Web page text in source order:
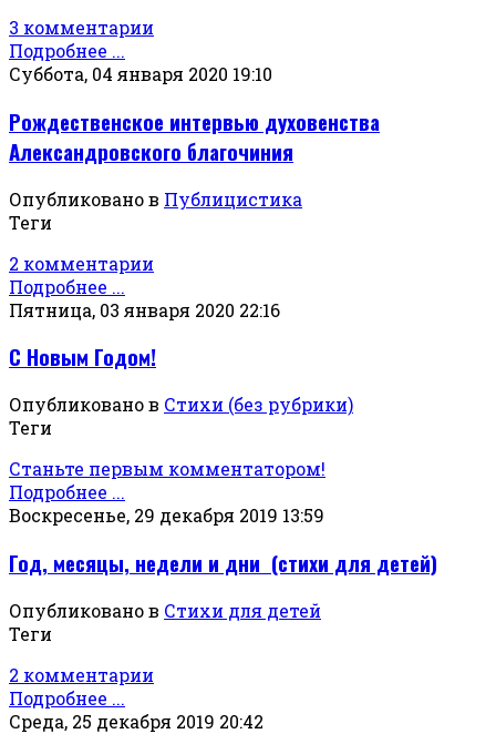
3 комментарии
Подробнее ...
Суббота, 04 января 2020 19:10
Рождественское интервью духовенства
Александровского благочиния
Опубликовано в Публицистика
Теги
2 комментарии
Подробнее ...
Пятница, 03 января 2020 22:16
С Новым Годом!
Опубликовано в Стихи (без рубрики)
Теги
Станьте первым комментатором!
Подробнее ...
Воскресенье, 29 декабря 2019 13:59
Год, месяцы, недели и дни (стихи для детей)
Опубликовано в Стихи для детей
Теги
2 комментарии
Подробнее ...
Среда, 25 декабря 2019 20:42